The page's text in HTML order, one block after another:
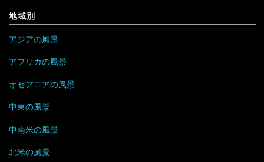
地域別
アジアの風景
アフリカの風景
オセアニアの風景
中東の風景
中南米の風景
北米の風景
ブータン
ベトナム
ボルネオ
マルタ
モナコ
モンテネグロ
イエメン
イスラエル
イラン
トリニダード・トバゴ
ニカラグア
ハイチ
ザンビア
ジンバブエ
スーダン